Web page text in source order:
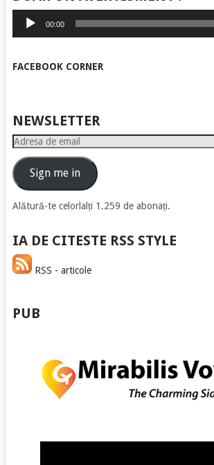
Player
audio
00:00
FACEBOOK CORNER
NEWSLETTER
Adresa
emailSign me in
Alătură-te celorlalți 1.259 de abonați.
IA DE CITESTE RSS STYLE
RSS - articole
PUB